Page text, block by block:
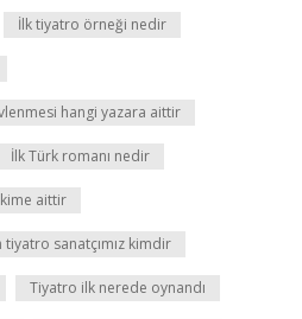
İlk tiyatro örneği nedir
hangi yazara aittir
İlk Türk romanı nedir
aittir
tiyatro sanatçımız kimdir
Tiyatro ilk nerede oynandı